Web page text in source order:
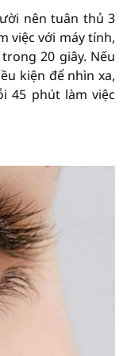
nên tuân thủ 3
việc với máy tính,
20 giây. Nếu
kiện để nhìn xa,
45 phút làm việc